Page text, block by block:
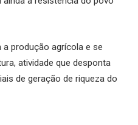
produção agrícola e se
atividade que desponta
de geração de riqueza do